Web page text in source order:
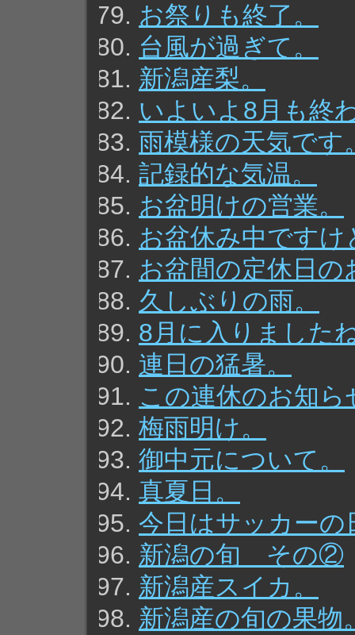
お祭りも終了。
台風が過ぎて。
新潟産梨。
いよいよ8月も終
雨模様の天気です
記録的な気温。
お盆明けの営業。
お盆休み中ですけ
お盆間の定休日
久しぶりの雨。
8月に入りました
連日の猛暑。
この連休のお知ら
梅雨明け。
御中元について。
真夏日。
今日はサッカーの
新潟の旬 その②
新潟産スイカ。
新潟産の旬の果物